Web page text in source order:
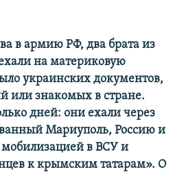
в армию РФ, два брата из
на материковую
украинских документов,
или знакомых в стране.
дней: они ехали через
Мариуполь, Россию и
мобилизацией в ВСУ и
к крымским татарам». О